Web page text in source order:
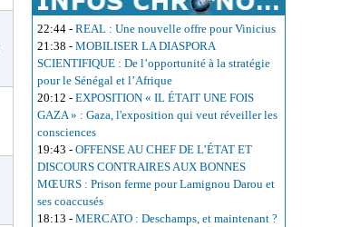
22:44 - REAL : Une nouvelle offre pour Vinicius
21:38 - MOBILISER LA DIASPORA
SCIENTIFIQUE : De l’opportunité à la stratégie
pour le Sénégal et l’Afrique
20:12 - EXPOSITION « IL ÉTAIT UNE FOIS
GAZA » : Gaza, l'exposition qui veut réveiller les
consciences
19:43 - OFFENSE AU CHEF DE L’ÉTAT ET
DISCOURS CONTRAIRES AUX BONNES
MŒURS : Prison ferme pour Lamignou Darou et
ses coaccusés
18:13 - MERCATO : Deschamps, et maintenant ?